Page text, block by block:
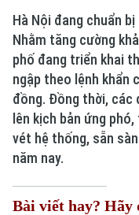
Xu hướng
Hà Nội đang chuẩn
Nhằm tăng cường
phố đang triển khai
ngập theo lệnh khẩn
đồng. Đồng thời, các
lên kịch bản ứng
vét hệ thống, sẵn
năm nay.
Bài viết hay? Hãy